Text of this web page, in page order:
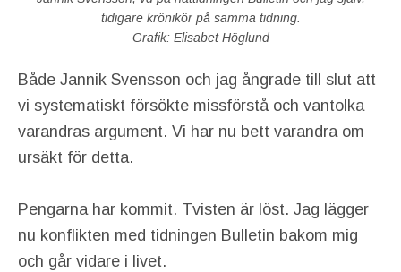
tidigare krönikör på samma tidning.
Grafik: Elisabet Höglund
Både Jannik Svensson och jag ångrade till slut att
vi systematiskt försökte missförstå och vantolka
varandras argument. Vi har nu bett varandra om
ursäkt för detta.
Pengarna har kommit. Tvisten är löst. Jag lägger
nu konflikten med tidningen Bulletin bakom mig
och går vidare i livet.